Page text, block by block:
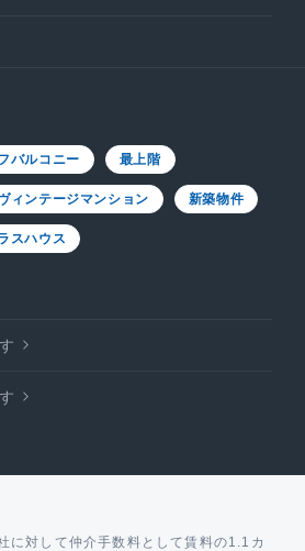
バルコニー 最上階
ィンテージマンション 新築物件
スハウス
に対して仲介手数料として賃料の1.1カ